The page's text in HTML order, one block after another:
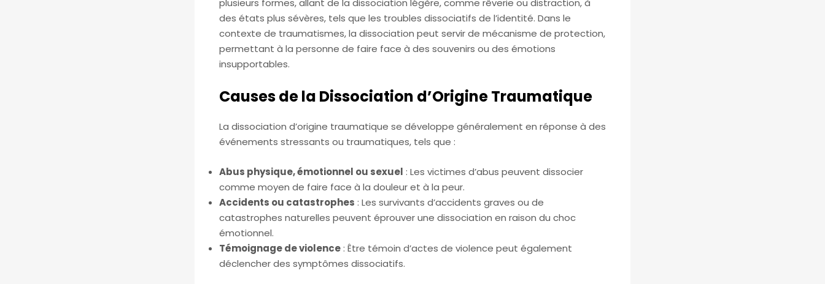
plusieurs formes, allant de la dissociation légère, comme rêverie ou distraction, à
des états plus sévères, tels que les troubles dissociatifs de l’identité. Dans le
contexte de traumatismes, la dissociation peut servir de mécanisme de protection,
permettant à la personne de faire face à des souvenirs ou des émotions
insupportables.
Causes de la Dissociation d’Origine Traumatique
La dissociation d’origine traumatique se développe généralement en réponse à des
événements stressants ou traumatiques, tels que :
Abus physique, émotionnel ou sexuel : Les victimes d’abus peuvent dissocier
comme moyen de faire face à la douleur et à la peur.
Accidents ou catastrophes : Les survivants d’accidents graves ou de
catastrophes naturelles peuvent éprouver une dissociation en raison du choc
émotionnel.
Témoignage de violence : Être témoin d’actes de violence peut également
déclencher des symptômes dissociatifs.